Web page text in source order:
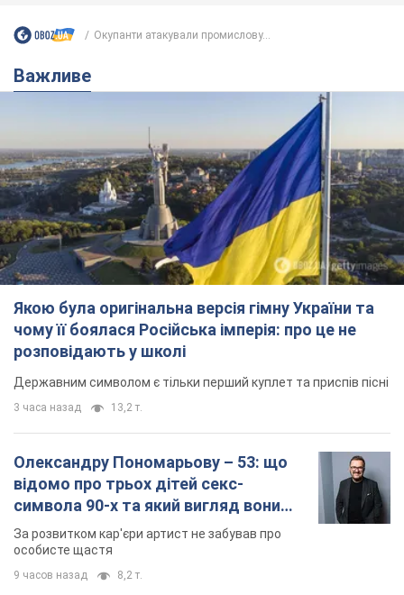
Окупанти атакували промислову...
Важливе
Якою була оригінальна версія гімну України та
чому її боялася Російська імперія: про це не
розповідають у школі
Державним символом є тільки перший куплет та приспів пісні
3 часа назад 13,2 т.
Олександру Пономарьову – 53: що
відомо про трьох дітей секс-
символа 90-х та який вигляд вони
мають
За розвитком кар'єри артист не забував про
особисте щастя
9 часов назад 8,2 т.